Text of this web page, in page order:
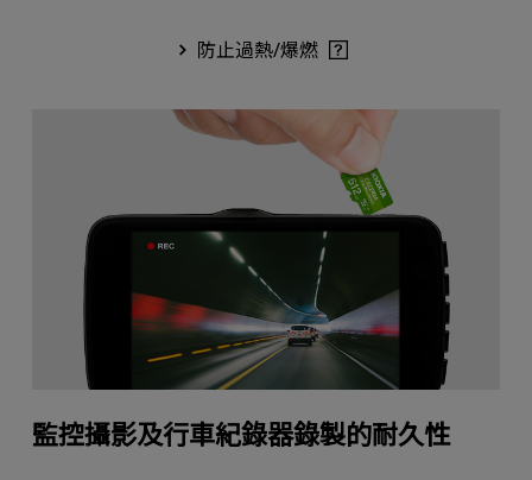
防止過熱/爆燃
監控攝影及行車紀錄器錄製的耐久性